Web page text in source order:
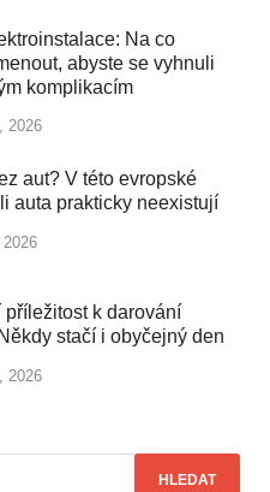
Na co
abyste se vyhnuli
komplikacím
2026
aut? V této evropské
auta prakticky neexistují
2026
příležitost k darování
stačí i obyčejný den
2026